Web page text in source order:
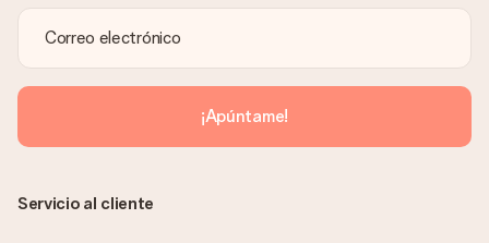
¡Apúntame!
Servicio al cliente